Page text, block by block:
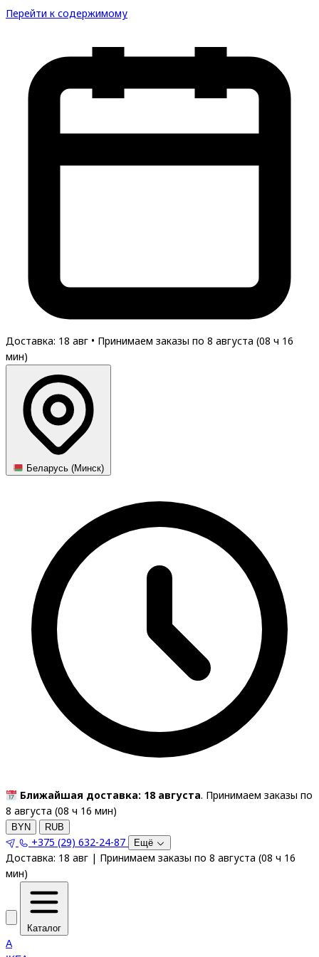
Перейти к содержимому
Доставка: 18 авг • Принимаем заказы по 8 августа (08 ч 16
мин)
Беларусь (Минск)
Ближайшая доставка: 18 августа. Принимаем заказы по
8 августа (08 ч 16 мин)
BYN RUB
+375 (29) 632-24-87 Ещё
Доставка: 18 авг | Принимаем заказы по 8 августа (08 ч 16
мин)
Каталог
A